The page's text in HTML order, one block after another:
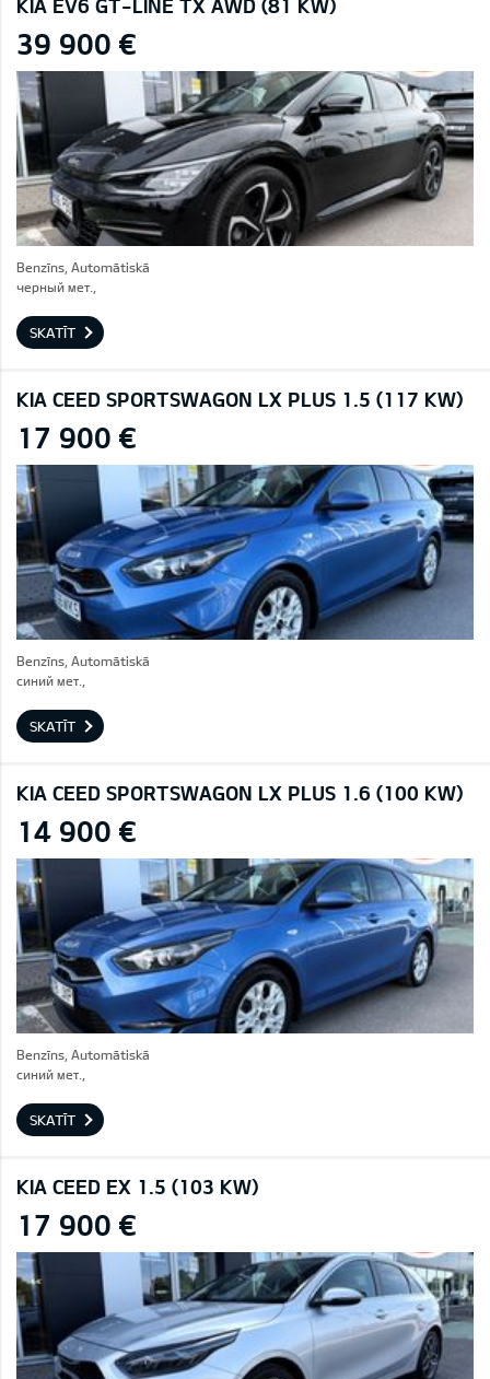
KIA EV6 GT-LINE TX AWD (81 KW)
39 900 €
Benzīns, Automātiskā
черный мет.,
SKATĪT
KIA CEED SPORTSWAGON LX PLUS 1.5 (117 KW)
17 900 €
Benzīns, Automātiskā
синий мет.,
SKATĪT
KIA CEED SPORTSWAGON LX PLUS 1.6 (100 KW)
14 900 €
Benzīns, Automātiskā
синий мет.,
SKATĪT
KIA CEED EX 1.5 (103 KW)
17 900 €